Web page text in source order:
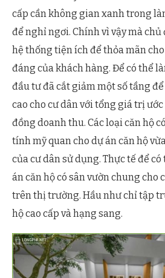
cấp cần không gian xanh trong
để nghỉ ngơi. Chính vì vậy mà
hệ thống tiện ích để thỏa mãn
đáng của khách hàng. Để có thể
đầu tư đã cắt giảm một số tầng
cao cho cư dân với tổng giá trị
đồng doanh thu. Các loại căn hộ
tính mỹ quan cho dự án căn hộ
của cư dân sử dụng. Thực tế để
án căn hộ có sân vườn chung cho
trên thị trường. Hầu như chỉ tập
hộ cao cấp và hạng sang.